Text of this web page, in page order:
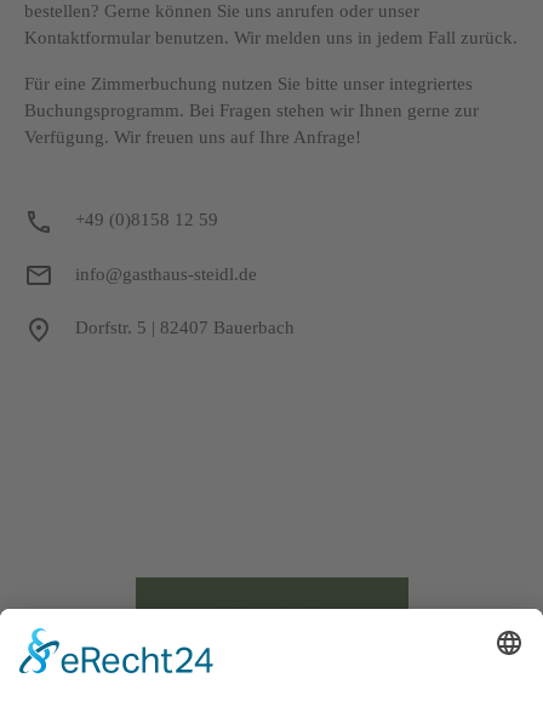
bestellen? Gerne können Sie uns anrufen oder unser
Kontaktformular benutzen. Wir melden uns in jedem Fall zurück.
Für eine Zimmerbuchung nutzen Sie bitte unser integriertes
Buchungsprogramm. Bei Fragen stehen wir Ihnen gerne zur
Verfügung. Wir freuen uns auf Ihre Anfrage!
+49 (0)8158 12 59
info@gasthaus-steidl.de
Dorfstr. 5 | 82407 Bauerbach
BITTE KLICKEN